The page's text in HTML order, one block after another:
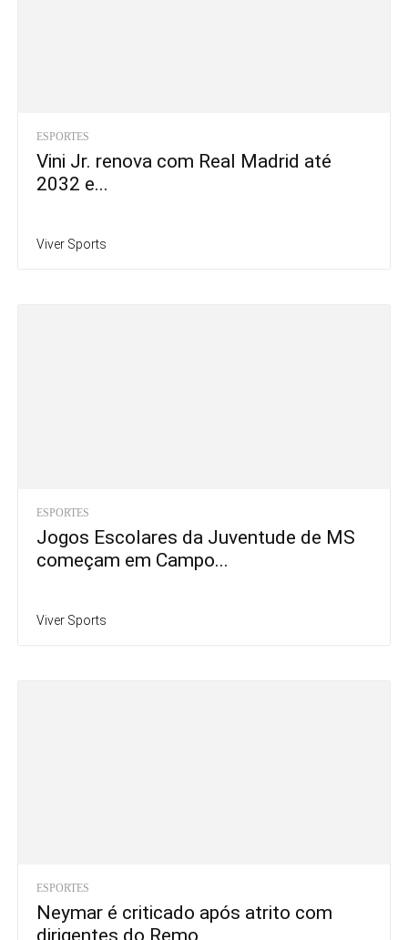
ESPORTES
Vini Jr. renova com Real Madrid até
2032 e...
Viver Sports
ESPORTES
Jogos Escolares da Juventude de MS
começam em Campo...
Viver Sports
ESPORTES
Neymar é criticado após atrito com